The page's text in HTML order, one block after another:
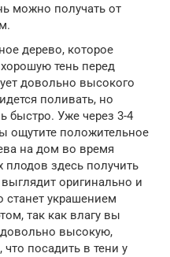
можно получать от
дерево, которое
тень перед
довольно высокого
поливать, но
быстро. Уже через 3-4
ощутите положительное
на дом во время
здесь получить
оригинально и
станет украшением
так как влагу вы
высокую,
посадить в тени у